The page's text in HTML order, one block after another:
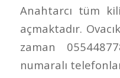
Anahtarcı tüm
açmaktadır.
zaman
numaralı